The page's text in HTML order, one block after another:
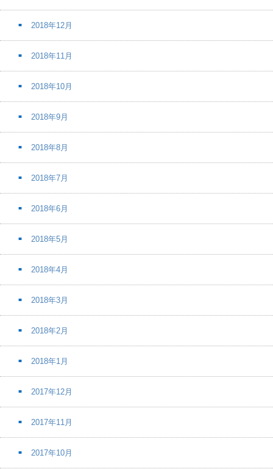
2018年12月
2018年11月
2018年10月
2018年9月
2018年8月
2018年7月
2018年6月
2018年5月
2018年4月
2018年3月
2018年2月
2018年1月
2017年12月
2017年11月
2017年10月